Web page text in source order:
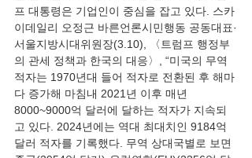
프 대통령은 기업인이 중심을 잡고 있다. 스카
이데일리 오정근 바른언론시민행동 공동대표·
서울지방시대위원장(3.10), 〈트럼프 행정부
의 관세 정책과 한국의 대응〉, “미국의 무역
적자는 1970년대 들어 적자로 전환된 후 해마
다 증가해 마침내 2021년 이후 매년
8000~9000억 달러에 달하는 적자가 지속되
고 있다. 2024년에는 역대 최대치인 9184억
달러 적자를 기록했다. 무역 상대국별로 보면